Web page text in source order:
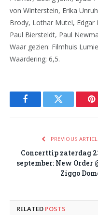
von Winterstein, Erika
Brody, Lothar Mutel, Edgar
Paul Biersteldt, Paul
Waar gezien: Filmhuis
Waardering: 6,5.
FacebookTwitter
PREVIOUS
Concerttip zaterdag
september: New Order
Ziggo
RELATED POSTS